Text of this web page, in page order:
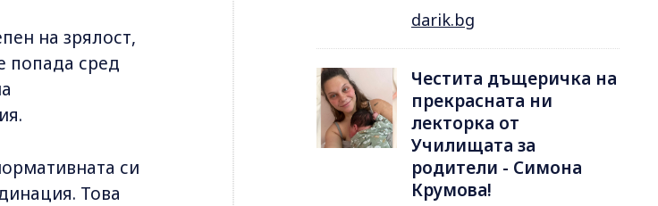
на зрялост,
попада сред
си
Това
darik.bg
Честита дъщеричка на
прекрасната ни
лекторка от
Училищата за
родители - Симона
Крумова!